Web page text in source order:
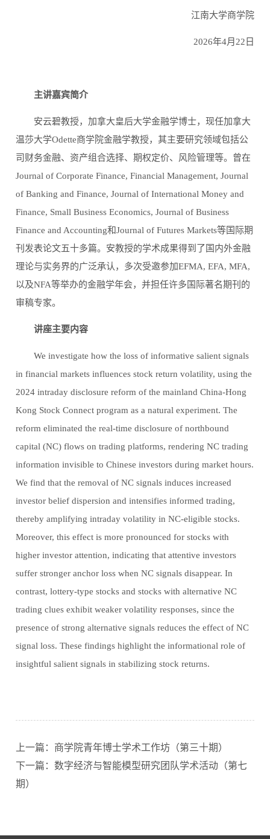
江南大学商学院
2026年4月 22 日
主讲嘉宾简介
安云碧教授，加拿大皇后大学金融学博士，现任加拿大
温莎大学Odette商学院金融学教授，其主要研究领域包括公
司财务金融、资产组合选择、期权定价、风险管理等。曾在
Journal of Corporate Finance, Financial Management, Journal
of Banking and Finance, Journal of International Money and
Finance, Small Business Economics, Journal of Business
Finance and Accounting和Journal of Futures Markets等国际期
刊发表论文五十多篇。安教授的学术成果得到了国内外金融
理论与实务界的广泛承认，多次受邀参加EFMA, EFA, MFA,
以及NFA等举办的金融学年会，并担任许多国际著名期刊的
审稿专家。
讲座主要内容
We investigate how the loss of informative salient signals
in financial markets influences stock return volatility, using the
2024 intraday disclosure reform of the mainland China-Hong
Kong Stock Connect program as a natural experiment. The
reform eliminated the real-time disclosure of northbound
capital (NC) flows on trading platforms, rendering NC trading
information invisible to Chinese investors during market hours.
We find that the removal of NC signals induces increased
investor belief dispersion and intensifies informed trading,
thereby amplifying intraday volatility in NC-eligible stocks.
Moreover, this effect is more pronounced for stocks with
higher investor attention, indicating that attentive investors
suffer stronger anchor loss when NC signals disappear. In
contrast, lottery-type stocks and stocks with alternative NC
trading clues exhibit weaker volatility responses, since the
presence of strong alternative signals reduces the effect of NC
signal loss. These findings highlight the informational role of
insightful salient signals in stabilizing stock returns.
上一篇：商学院青年博士学术工作坊（第三十期）
下一篇：数字经济与智能模型研究团队学术活动（第七
期）